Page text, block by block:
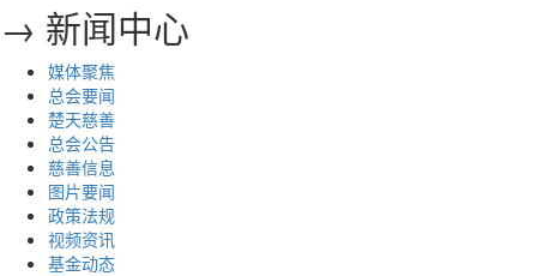
→ 新闻中心
媒体聚焦
总会要闻
楚天慈善
总会公告
慈善信息
图片要闻
政策法规
视频资讯
基金动态